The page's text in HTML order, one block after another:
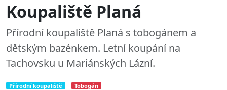
Koupaliště Planá
Přírodní koupaliště Planá s tobogánem a
dětským bazénkem. Letní koupání na
Tachovsku u Mariánských Lázní.
Přírodní koupaliště Tobogán